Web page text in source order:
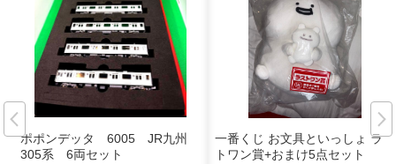
ポポンデッタ 6005 JR九州
305系 6両セット
一番くじ お文具といっしょ ラス
トワン賞+おまけ5点セット